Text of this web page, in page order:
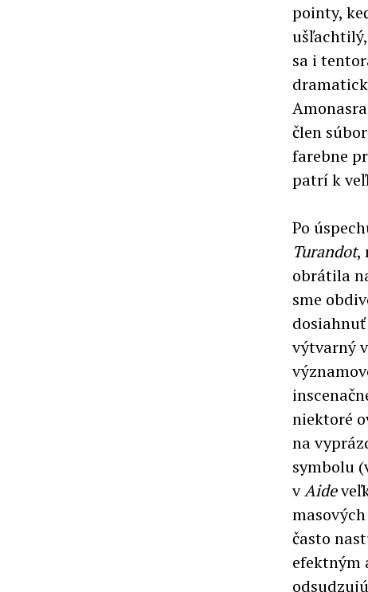
pointy,
sa i
člen
farebne
patrí k
Po
Turandot,
obrátila
sme
výtvarný
niektoré
na
symbolu
vAide
často
efektným